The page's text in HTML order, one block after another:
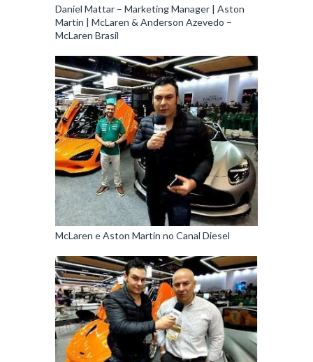
Daniel Mattar – Marketing Manager | Aston
Martin | McLaren & Anderson Azevedo –
McLaren Brasil
McLaren e Aston Martin no Canal Diesel